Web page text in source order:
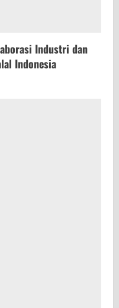
Industri dan
Indonesia